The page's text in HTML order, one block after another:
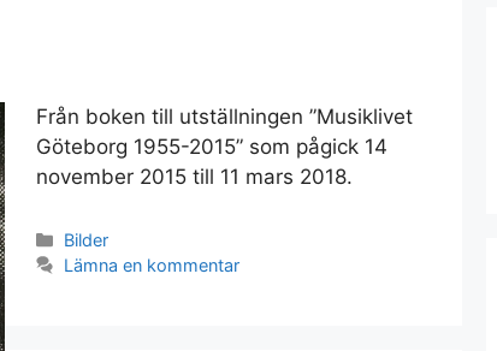
Från boken till utställningen ”Musiklivet
Göteborg 1955-2015” som pågick 14
november 2015 till 11 mars 2018.
Kategorier
Bilder
Lämna en kommentar